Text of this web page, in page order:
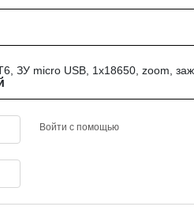
ЗУ micro USB, 1x18650, zoom,
Войти с помощью